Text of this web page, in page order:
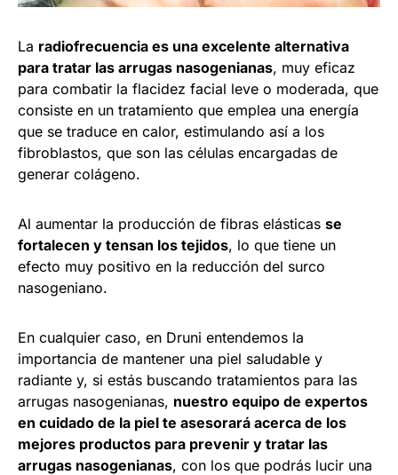
La radiofrecuencia es una excelente alternativa
para tratar las arrugas nasogenianas, muy eficaz
para combatir la flacidez facial leve o moderada, que
consiste en un tratamiento que emplea una energía
que se traduce en calor, estimulando así a los
fibroblastos, que son las células encargadas de
generar colágeno.
Al aumentar la producción de fibras elásticas se
fortalecen y tensan los tejidos, lo que tiene un
efecto muy positivo en la reducción del surco
nasogeniano.
En cualquier caso, en Druni entendemos la
importancia de mantener una piel saludable y
radiante y, si estás buscando tratamientos para las
arrugas nasogenianas, nuestro equipo de expertos
en cuidado de la piel te asesorará acerca de los
mejores productos para prevenir y tratar las
arrugas nasogenianas, con los que podrás lucir una